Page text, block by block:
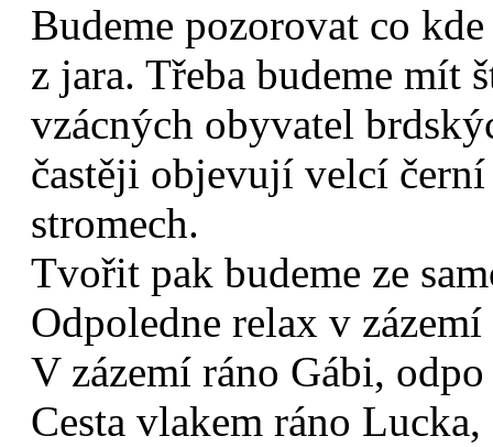
Budeme pozorovat co
z jara. Třeba budeme mít
vzácných obyvatel
častěji objevují velcí
stromech.
Tvořit pak budeme ze
Odpoledne relax v
V zázemí ráno Gábi,
Cesta vlakem ráno